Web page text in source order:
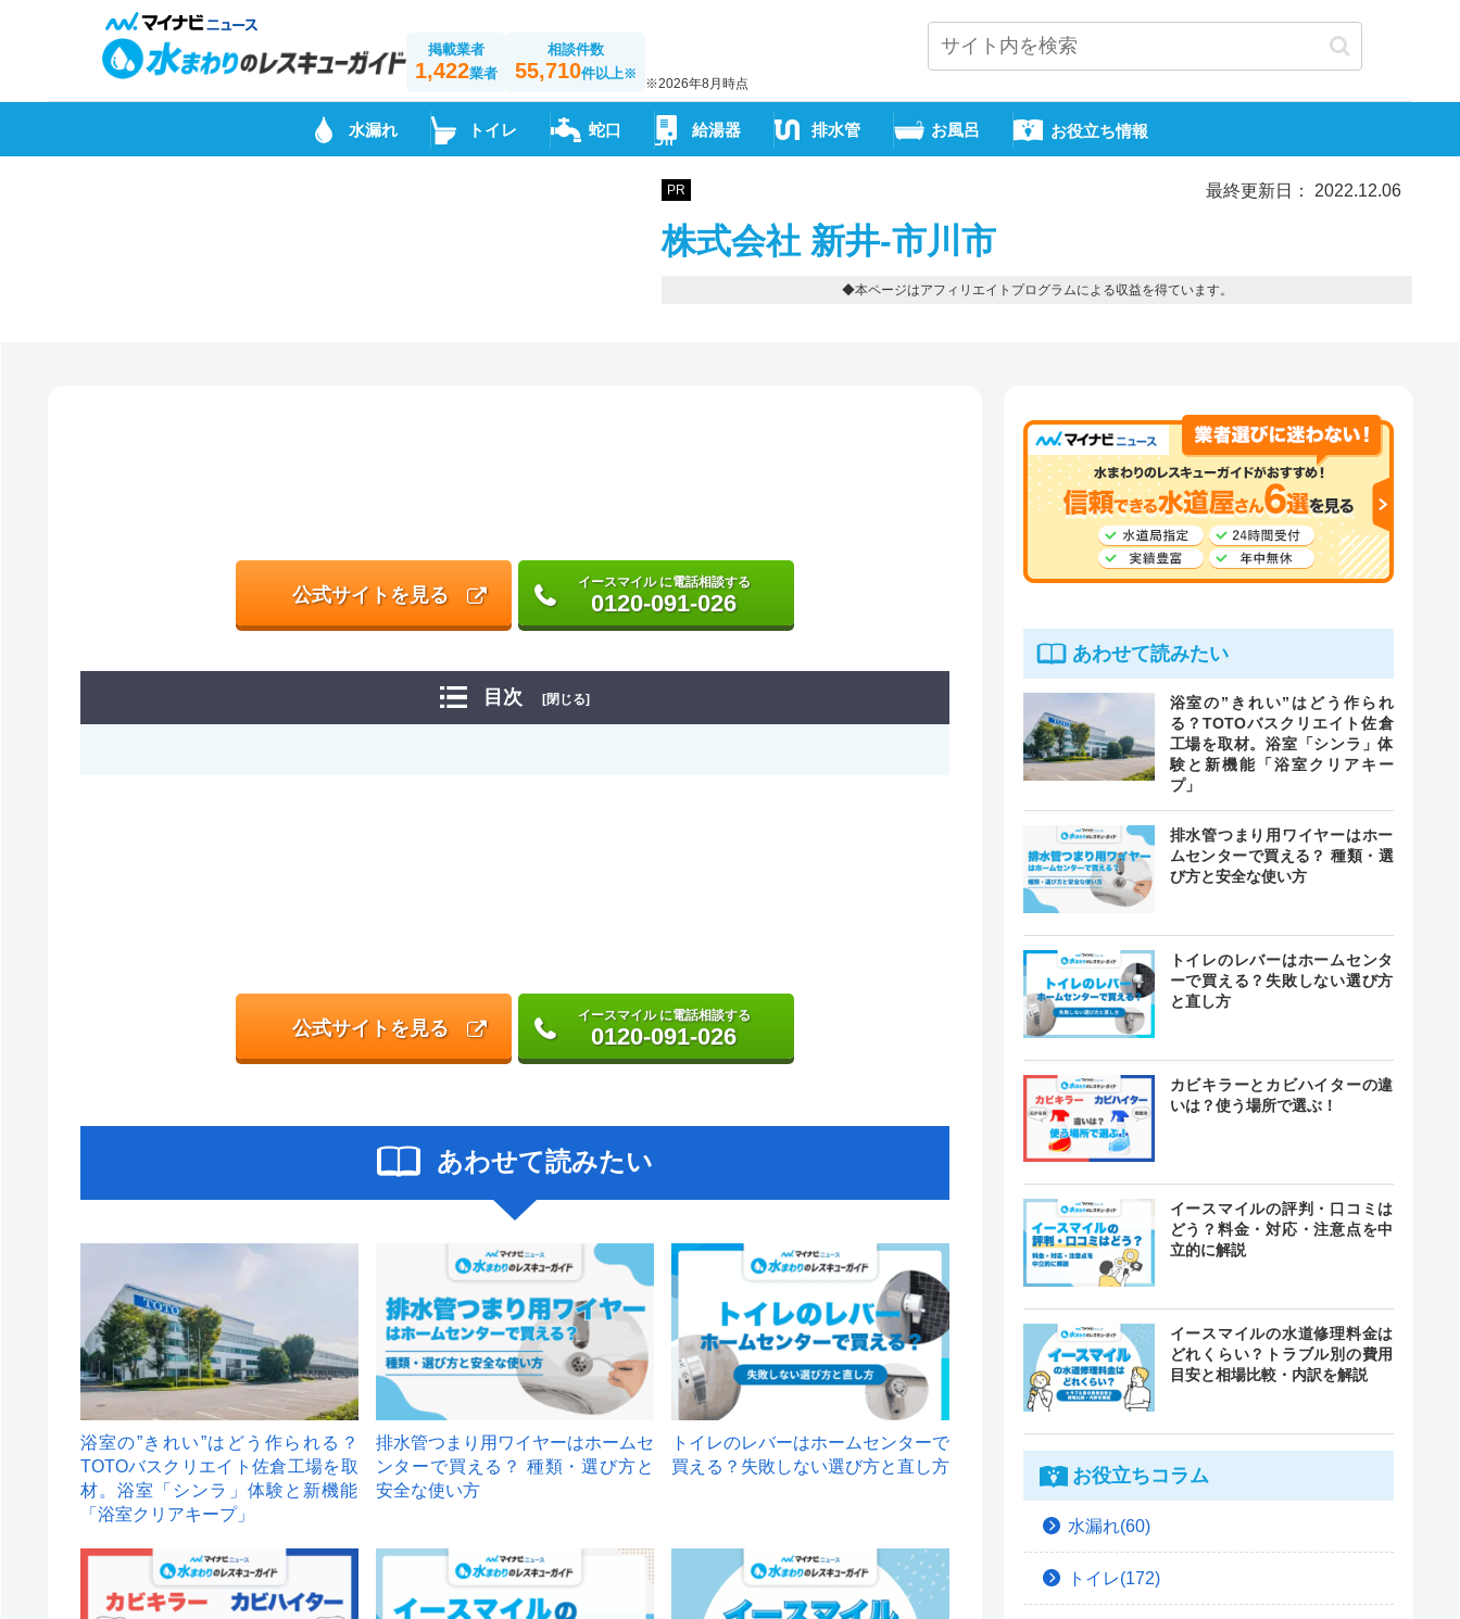
掲載業者
1,422業者
相談件数
55,710件以上※
※2026年8月時点
水漏れ トイレ 蛇口 給湯器 排水管 お風呂 お役立ち情報
PR 最終更新日： 2022.12.06
株式会社 新井-市川市
◆本ページはアフィリエイトプログラムによる収益を得ています。
公式サイトを見る
イースマイル に電話相談する
0120-091-026
目次 [閉じる]
公式サイトを見る
イースマイル に電話相談する
0120-091-026
あわせて読みたい
浴室の”きれい”はどう作られる？
TOTOバスクリエイト佐倉工場を取
材。浴室「シンラ」体験と新機能
「浴室クリアキープ」
排水管つまり用ワイヤーはホームセ
ンターで買える？ 種類・選び方と
安全な使い方
トイレのレバーはホームセンターで
買える？失敗しない選び方と直し方
あわせて読みたい
浴室の”きれい”はどう作られ
る？TOTOバスクリエイト佐倉
工場を取材。浴室「シンラ」体
験と新機能「浴室クリアキー
プ」
排水管つまり用ワイヤーはホー
ムセンターで買える？ 種類・選
び方と安全な使い方
トイレのレバーはホームセンタ
ーで買える？失敗しない選び方
と直し方
カビキラーとカビハイターの違
いは？使う場所で選ぶ！
イースマイルの評判・口コミは
どう？料金・対応・注意点を中
立的に解説
イースマイルの水道修理料金は
どれくらい？トラブル別の費用
目安と相場比較・内訳を解説
お役立ちコラム
水漏れ(60)
トイレ(172)